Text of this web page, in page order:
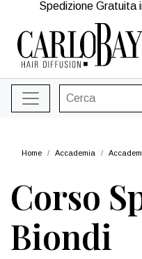
Spedizione Gratuita
Home Accademia
Corso
Biondi